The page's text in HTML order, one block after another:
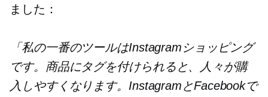
ました：
「私の一番のツールはInstagramショッピング
です。商品にタグを付けられると、人々が購
入しやすくなります。InstagramとFacebookで